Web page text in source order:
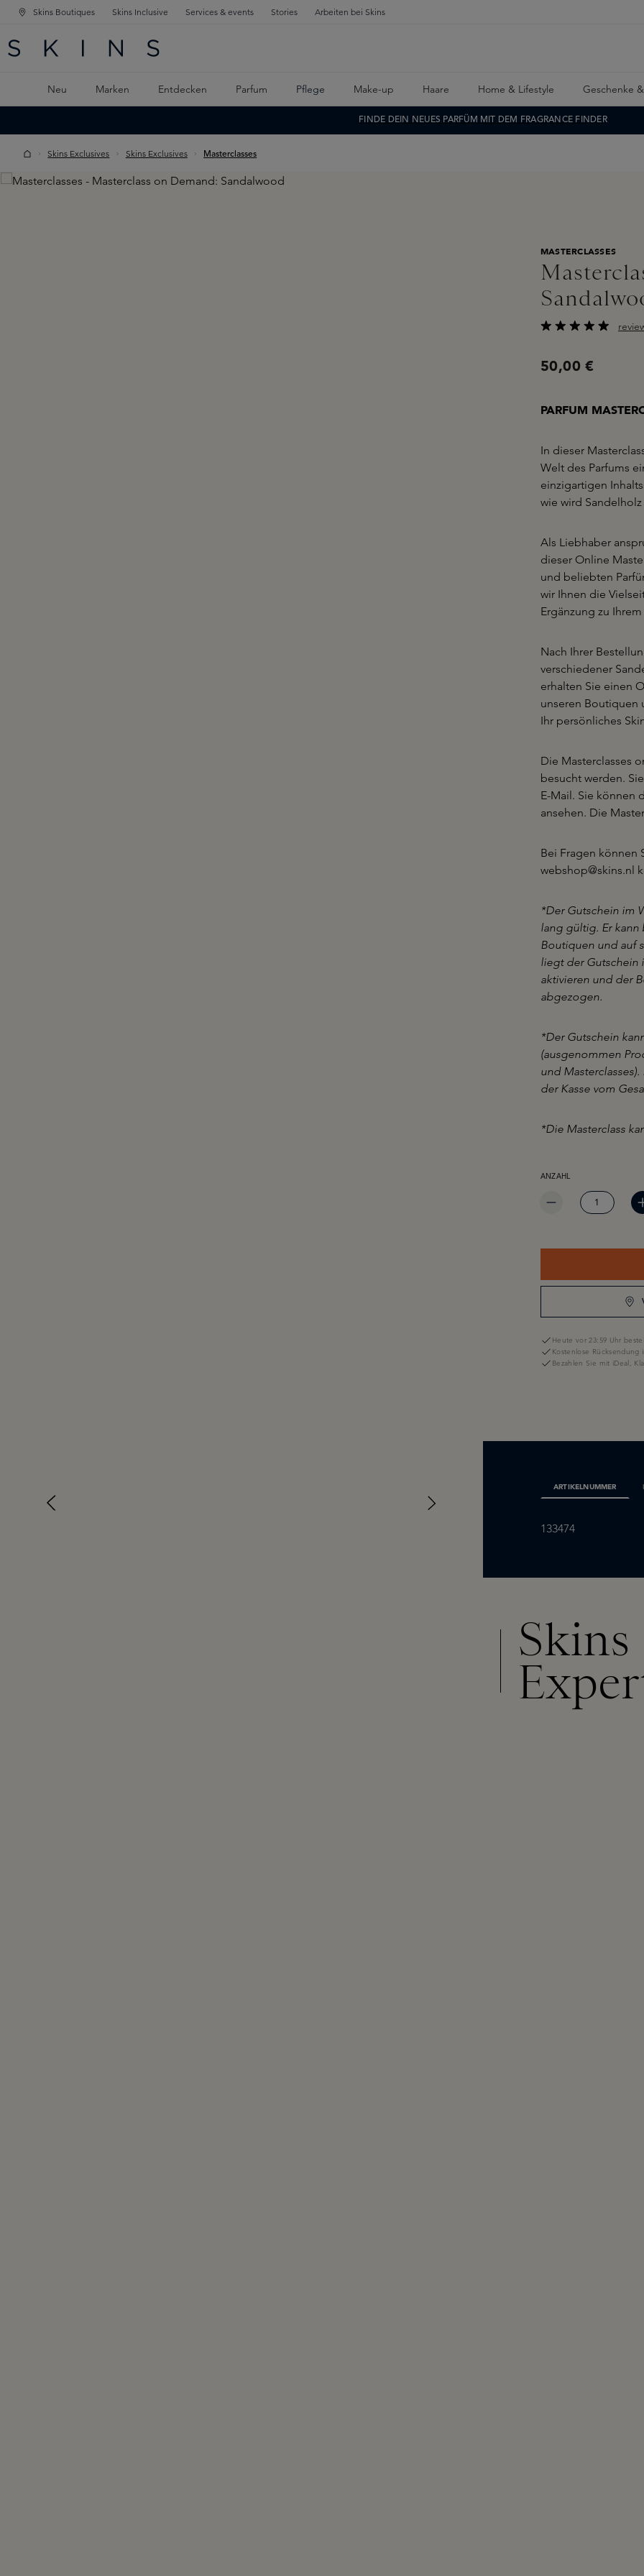
SPRINGEN
SPRINGEN
Skins Boutiques Skins Inclusive Services & events Stories Arbeiten bei Skins
Neu Marken Entdecken Parfum Pflege Make-up Haare Home & Lifestyle Geschenke
FINDE DEIN NEUES PARFÜM MIT DEM FRAGRANCE FINDER
Skins Exclusives Skins Exclusives Masterclasses
Skip image gallery
MASTERCLASSES
50,00 €
PARFUM
In dieser
Welt des Parfums
einzigartigen
wie wird
Als Liebhaber
dieser Online
und beliebten
wir Ihnen die
Ergänzung zu
Nach Ihrer
verschiedener
erhalten Sie einen
unseren Boutiquen
Ihr persönliches
Die Masterclasses
besucht werden.
E-Mail. Sie können
ansehen. Die
Bei Fragen können
webshop@skins.nl
*Der Gutschein im
lang gültig. Er kann
Boutiquen und auf
liegt der Gutschein
aktivieren und der
abgezogen.
*Der Gutschein
(ausgenommen
und
der Kasse vom
*Die Masterclass
PRODUKT ANZAHL: GIB
ANZAHL
Heute vor 23:59 Uhr
Kostenlose Rücksendung
Bezahlen Sie mit iDeal,
ARTIKELNUMMER
133474
Skins